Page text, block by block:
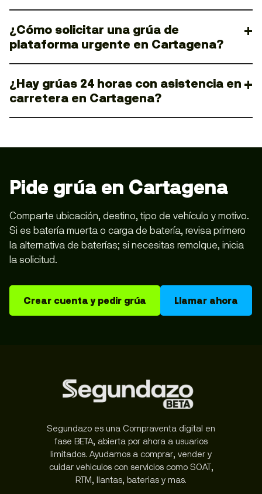
¿Cómo solicitar una grúa de
plataforma urgente en Cartagena?
¿Hay grúas 24 horas con asistencia en
carretera en Cartagena?
Pide grúa en Cartagena
Comparte ubicación, destino, tipo de vehículo y motivo.
Si es batería muerta o carga de batería, revisa primero
la alternativa de baterías; si necesitas remolque, inicia
la solicitud.
Crear cuenta y pedir grúa Llamar ahora
Segundazo es una Compraventa digital en
fase BETA, abierta por ahora a usuarios
limitados. Ayudamos a comprar, vender y
cuidar vehiculos con servicios como SOAT,
RTM, llantas, baterias y mas.